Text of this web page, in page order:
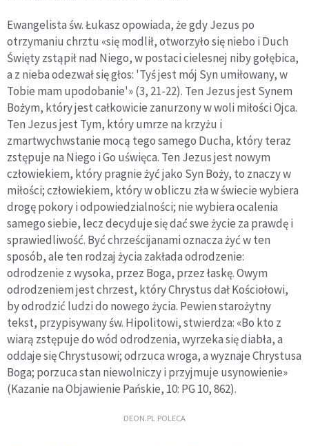
Ewangelista św. Łukasz opowiada, że gdy Jezus po
otrzymaniu chrztu «się modlił, otworzyło się niebo i Duch
Święty zstąpił nad Niego, w postaci cielesnej niby gołębica,
a z nieba odezwał się głos: 'Tyś jest mój Syn umiłowany, w
Tobie mam upodobanie'» (3, 21-22). Ten Jezus jest Synem
Bożym, który jest całkowicie zanurzony w woli miłości Ojca.
Ten Jezus jest Tym, który umrze na krzyżu i
zmartwychwstanie mocą tego samego Ducha, który teraz
zstępuje na Niego i Go uświęca. Ten Jezus jest nowym
człowiekiem, który pragnie żyć jako Syn Boży, to znaczy w
miłości; człowiekiem, który w obliczu zła w świecie wybiera
drogę pokory i odpowiedzialności; nie wybiera ocalenia
samego siebie, lecz decyduje się dać swe życie za prawdę i
sprawiedliwość. Być chrześcijanami oznacza żyć w ten
sposób, ale ten rodzaj życia zakłada odrodzenie:
odrodzenie z wysoka, przez Boga, przez łaskę. Owym
odrodzeniem jest chrzest, który Chrystus dał Kościołowi,
by odrodzić ludzi do nowego życia. Pewien starożytny
tekst, przypisywany św. Hipolitowi, stwierdza: «Bo kto z
wiarą zstępuje do wód odrodzenia, wyrzeka się diabła, a
oddaje się Chrystusowi; odrzuca wroga, a wyznaje Chrystusa
Boga; porzuca stan niewolniczy i przyjmuje usynowienie»
(Kazanie na Objawienie Pańskie, 10: PG 10, 862).
DEON.PL POLECA